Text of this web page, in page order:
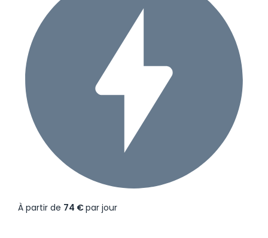
À partir de 74 €par jour